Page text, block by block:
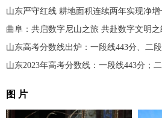
山东严守红线 耕地面积连续两年实现净增
曲阜：共启数字尼山之旅 共赴数字文明之
山东高考分数线出炉：一段线443分、二
山东2023年高考分数线：一段线443分；
图 片